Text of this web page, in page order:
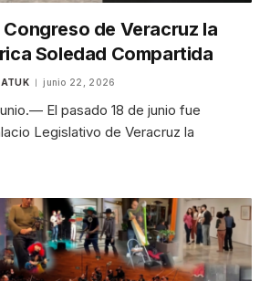
Congreso de Veracruz la
Soledad Compartida
junio 22, 2026
El pasado 18 de junio fue
Legislativo de Veracruz la